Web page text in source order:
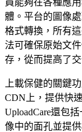
體。平台的圖像
格式轉換，所有
法可確保原始文
存，從而提高了
上載保健的關鍵
CDN上，提供快
UploadCare還包
像中的面孔並提